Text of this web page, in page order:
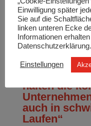
Hier die
Unternehmen e.V.
„Auf uns ist
halten die
auch in
Laufen“
Einwilligung später
Sie auf die
linken unteren Ecke
Informationen
Datenschutzerklärung.
Einstellungen